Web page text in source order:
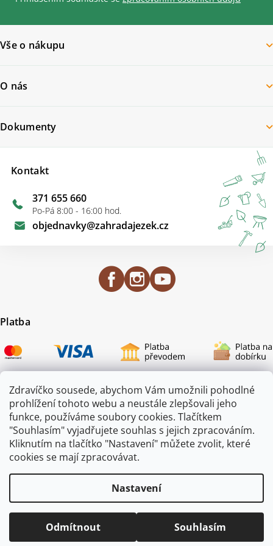
Zdravíčko sousede, abychom Vám umožnili pohodlné
prohlížení tohoto webu a neustále zlepšovali jeho
funkce, používáme soubory cookies. Tlačítkem
"Souhlasím" vyjadřujete souhlas s jejich zpracováním.
Kliknutím na tlačítko "Nastavení" můžete zvolit, které
cookies se mají zpracovávat.
Nastavení
Odmítnout Souhlasím
Vše o nákupu
O nás
Kontakt
objednavky@zahradajezek.cz
371 655 660
Po-Pá 8:00 - 16:00 hod.
Dokumenty
Platba
Certifikace